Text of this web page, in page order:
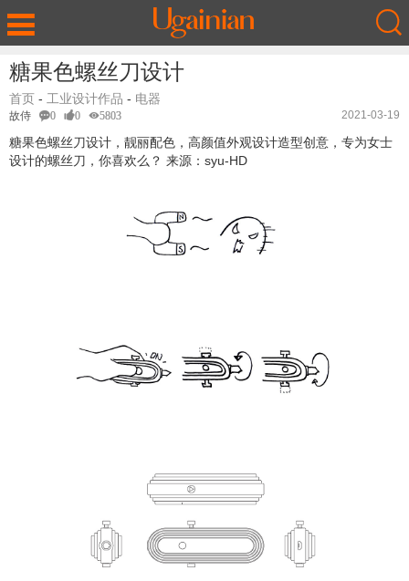
糖果色螺丝刀设计
首页 - 工业设计作品 - 电器
故侍 0 0 5803 2021-03-19
糖果色螺丝刀设计，靓丽配色，高颜值外观设计造型创意，专为女士
设计的螺丝刀，你喜欢么？ 来源：syu-HD